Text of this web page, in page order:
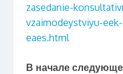
zasedanie-
vzaimodeystviyu-
eaes.html
В начале